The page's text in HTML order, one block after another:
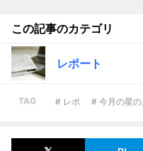
この記事のカテゴリ
レポート
TAG # レポ # 今月の星